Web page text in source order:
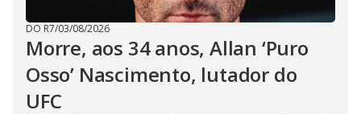
DO R7/03/08/2026
Morre, aos 34 anos, Allan ‘Puro
Osso’ Nascimento, lutador do
UFC